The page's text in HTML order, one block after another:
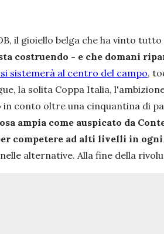
il gioiello belga che ha vinto
costruendo - e che domani
sistemerà al centro del campo,
la solita Coppa Italia,
conto oltre una cinquantina di
ampia come auspicato da
competere ad alti livelli in ogni
alternative. Alla fine della